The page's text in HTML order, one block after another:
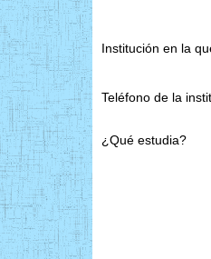
Institución en la
Teléfono de la
¿Qué estudia?